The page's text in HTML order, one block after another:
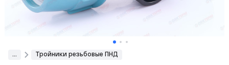
Тройники резьбовые ПНД